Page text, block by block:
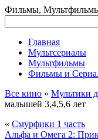
Фильмы, Мультфильмы
Главная
Мультсериалы
Мультфильмы
Фильмы и
Все кино » Мультики
малышей 3,4,5,6 лет
« Смурфики 1 часть
Альфа и Омега 2: